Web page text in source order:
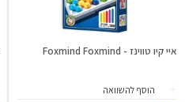
איי קיו טווינז - Foxmind Foxmind
הוסף להשוואה